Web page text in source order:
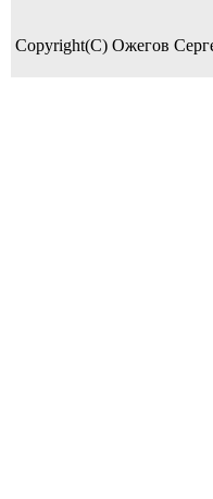
Copyright(C) Ожегов